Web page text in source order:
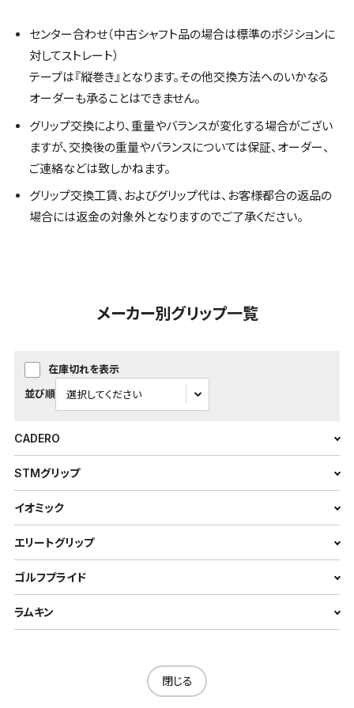
センター合わせ（中古シャフト品の場合は標準のポジションに
対してストレート）
テープは『縦巻き』となります。その他交換方法へのいかなる
オーダーも承ることはできません。
グリップ交換により、重量やバランスが変化する場合がござい
ますが、交換後の重量やバランスについては保証、オーダー、
ご連絡などは致しかねます。
グリップ交換工賃、およびグリップ代は、お客様都合の返品の
場合には返金の対象外となりますのでご了承ください。
メーカー別グリップ一覧
在庫切れを表示
並び順
CADERO
STMグリップ
イオミック
エリートグリップ
ゴルフプライド
ラムキン
閉じる